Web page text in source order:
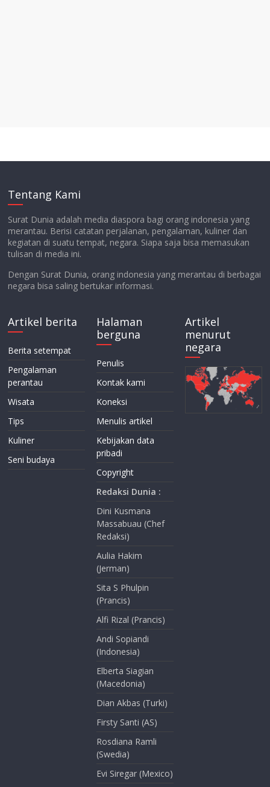
Tentang Kami
Surat Dunia adalah media diaspora bagi orang indonesia yang
merantau. Berisi catatan perjalanan, pengalaman, kuliner dan
kegiatan di suatu tempat, negara. Siapa saja bisa memasukan
tulisan di media ini.
Dengan Surat Dunia, orang indonesia yang merantau di berbagai
negara bisa saling bertukar informasi.
Artikel berita
Berita setempat
Pengalaman
perantau
Wisata
Tips
Kuliner
Seni budaya
Halaman
berguna
Penulis
Kontak kami
Koneksi
Menulis artikel
Kebijakan data
pribadi
Copyright
Redaksi Dunia :
Dini Kusmana
Massabuau (Chef
Redaksi)
Aulia Hakim
(Jerman)
Sita S Phulpin
(Prancis)
Alfi Rizal (Prancis)
Andi Sopiandi
(Indonesia)
Elberta Siagian
(Macedonia)
Dian Akbas (Turki)
Firsty Santi (AS)
Rosdiana Ramli
(Swedia)
Evi Siregar (Mexico)
Artikel
menurut
negara